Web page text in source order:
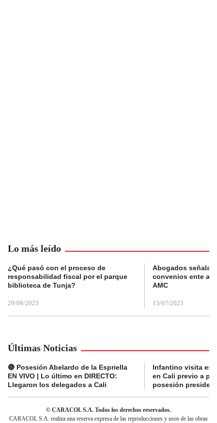
Lo más leído
¿Qué pasó con el proceso de
responsabilidad fiscal por el parque
biblioteca de Tunja?
29/08/2023
Abogados
convenios ente
AMC
13/07/2023
Últimas Noticias
🔴 Posesión Abelardo de la Espriella
EN VIVO | Lo último en DIRECTO:
Llegaron los delegados a Cali
Infantino visita
en Cali previo a
posesión
© CARACOL S.A. Todos los derechos reservados.
CARACOL S.A. realiza una reserva expresa de las reproducciones y usos de las obras